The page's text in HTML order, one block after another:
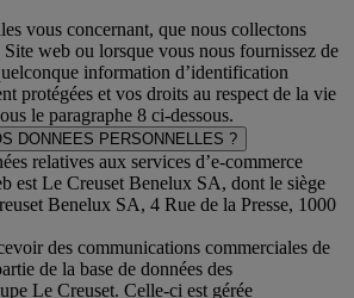
vous concernant, que nous collectons
web ou lorsque vous nous fournissez de
information d’identification
protégées et vos droits au respect de la vie
le paragraphe 8 ci-dessous.
DONNEES PERSONNELLES ?
relatives aux services d’e-commerce
est Le Creuset Benelux SA, dont le siège
Benelux SA, 4 Rue de la Presse, 1000
des communications commerciales de
de la base de données des
Le Creuset. Celle-ci est gérée